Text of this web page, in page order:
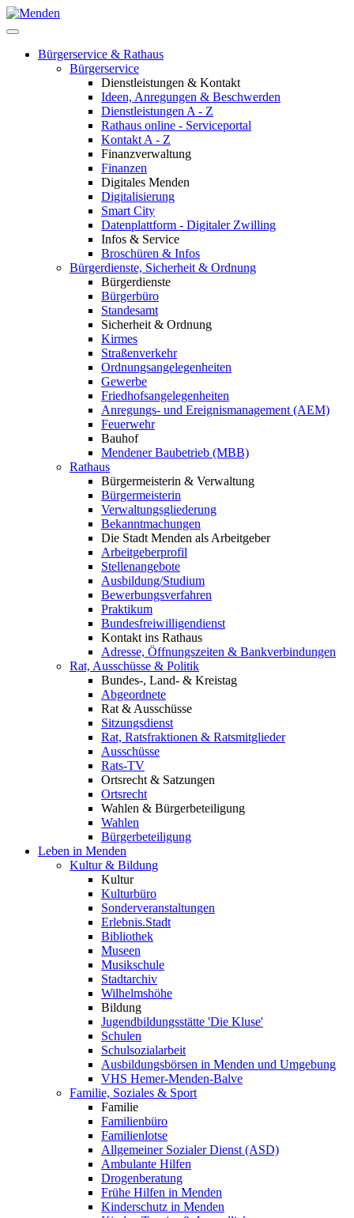
Bürgerservice & Rathaus
Bürgerservice
Dienstleistungen & Kontakt
Ideen, Anregungen & Beschwerden
Dienstleistungen A - Z
Rathaus online - Serviceportal
Kontakt A - Z
Finanzverwaltung
Finanzen
Digitales Menden
Digitalisierung
Smart City
Datenplattform - Digitaler Zwilling
Infos & Service
Broschüren & Infos
Bürgerdienste, Sicherheit & Ordnung
Bürgerdienste
Bürgerbüro
Standesamt
Sicherheit & Ordnung
Kirmes
Straßenverkehr
Ordnungsangelegenheiten
Gewerbe
Friedhofsangelegenheiten
Anregungs- und Ereignismanagement (AEM)
Feuerwehr
Bauhof
Mendener Baubetrieb (MBB)
Rathaus
Bürgermeisterin & Verwaltung
Bürgermeisterin
Verwaltungsgliederung
Bekanntmachungen
Die Stadt Menden als Arbeitgeber
Arbeitgeberprofil
Stellenangebote
Ausbildung/Studium
Bewerbungsverfahren
Praktikum
Bundesfreiwilligendienst
Kontakt ins Rathaus
Adresse, Öffnungszeiten & Bankverbindungen
Rat, Ausschüsse & Politik
Bundes-, Land- & Kreistag
Abgeordnete
Rat & Ausschüsse
Sitzungsdienst
Rat, Ratsfraktionen & Ratsmitglieder
Ausschüsse
Rats-TV
Ortsrecht & Satzungen
Ortsrecht
Wahlen & Bürgerbeteiligung
Wahlen
Bürgerbeteiligung
Leben in Menden
Kultur & Bildung
Kultur
Kulturbüro
Sonderveranstaltungen
Erlebnis.Stadt
Bibliothek
Museen
Musikschule
Stadtarchiv
Wilhelmshöhe
Bildung
Jugendbildungsstätte 'Die Kluse'
Schulen
Schulsozialarbeit
Ausbildungsbörsen in Menden und Umgebung
VHS Hemer-Menden-Balve
Familie, Soziales & Sport
Familie
Familienbüro
Familienlotse
Allgemeiner Sozialer Dienst (ASD)
Ambulante Hilfen
Drogenberatung
Frühe Hilfen in Menden
Kinderschutz in Menden